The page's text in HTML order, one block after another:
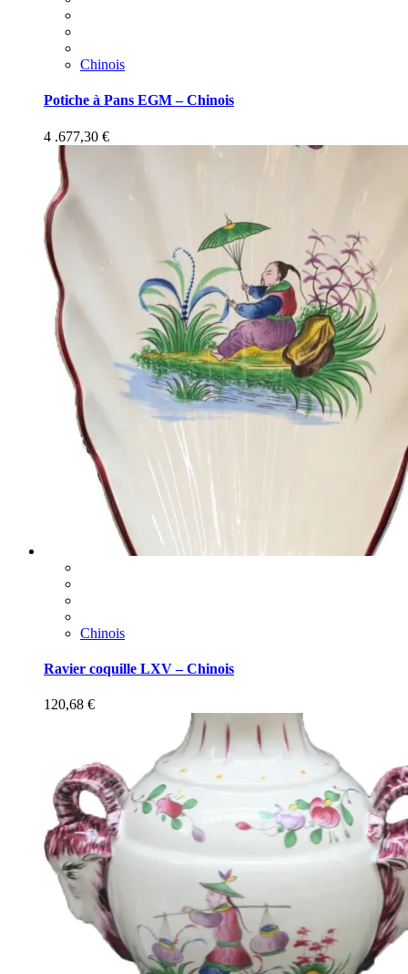
Chinois
Potiche à Pans EGM – Chinois
4 .677,30 €
Chinois
Ravier coquille LXV – Chinois
120,68 €